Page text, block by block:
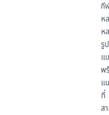
กี
ห
ห
รูป
แ
พ
แ
ที่
ส